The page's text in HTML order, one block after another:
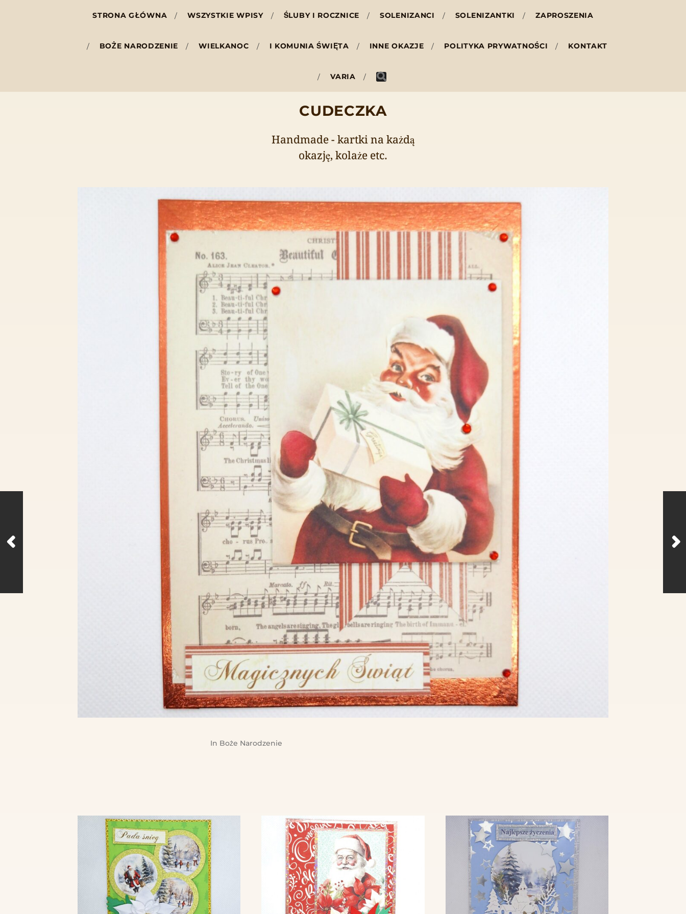
STRONA GŁÓWNA WSZYSTKIE WPISY ŚLUBY I ROCZNICE SOLENIZANCI SOLENIZANTKI ZAPROSZENIA
BOŻE NARODZENIE WIELKANOC I KOMUNIA ŚWIĘTA INNE OKAZJE POLITYKA PRYWATNOŚCI KONTAKT
VARIA
CUDECZKA
Handmade - kartki na każdą
okazję, kolaże etc.
In Boże Narodzenie